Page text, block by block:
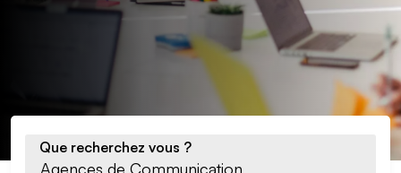
Que recherchez vous ?